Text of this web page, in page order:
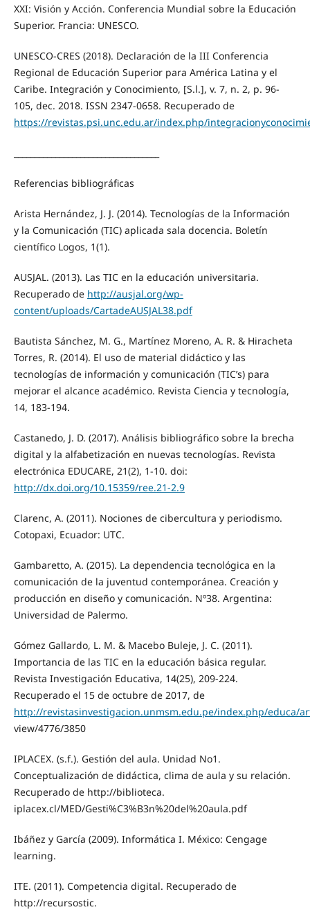
XXI: Visión y Acción. Conferencia Mundial sobre la Educación
Superior. Francia: UNESCO.
UNESCO-CRES (2018). Declaración de la III Conferencia
Regional de Educación Superior para América Latina y el
Caribe. Integración y Conocimiento, [S.l.], v. 7, n. 2, p. 96-
105, dec. 2018. ISSN 2347-0658. Recuperado de
https://revistas.psi.unc.edu.ar/index.php/
Referencias bibliográficas
Arista Hernández, J. J. (2014). Tecnologías de la Información
y la Comunicación (TIC) aplicada sala docencia. Boletín
científico Logos, 1(1).
AUSJAL. (2013). Las TIC en la educación universitaria.
Recuperado de http://ausjal.org/wp-
content/uploads/CartadeAUSJAL38.pdf
Bautista Sánchez, M. G., Martínez Moreno, A. R. & Hiracheta
Torres, R. (2014). El uso de material didáctico y las
tecnologías de información y comunicación (TIC’s) para
mejorar el alcance académico. Revista Ciencia y tecnología,
14, 183-194.
Castanedo, J. D. (2017). Análisis bibliográfico sobre la brecha
digital y la alfabetización en nuevas tecnologías. Revista
electrónica EDUCARE, 21(2), 1-10. doi:
http://dx.doi.org/10.15359/ree.21-2.9
Clarenc, A. (2011). Nociones de cibercultura y periodismo.
Cotopaxi, Ecuador: UTC.
Gambaretto, A. (2015). La dependencia tecnológica en la
comunicación de la juventud contemporánea. Creación y
producción en diseño y comunicación. Nº38. Argentina:
Universidad de Palermo.
Gómez Gallardo, L. M. & Macebo Buleje, J. C. (2011).
Importancia de las TIC en la educación básica regular.
Revista Investigación Educativa, 14(25), 209-224.
Recuperado el 15 de octubre de 2017, de
http://revistasinvestigacion.unmsm.edu.pe/index.php/educa/
view/4776/3850
IPLACEX. (s.f.). Gestión del aula. Unidad No1.
Conceptualización de didáctica, clima de aula y su relación.
Recuperado de http://biblioteca.
iplacex.cl/MED/Gesti%C3%B3n%20del%20aula.pdf
Ibáñez y García (2009). Informática I. México: Cengage
learning.
ITE. (2011). Competencia digital. Recuperado de
http://recursostic.